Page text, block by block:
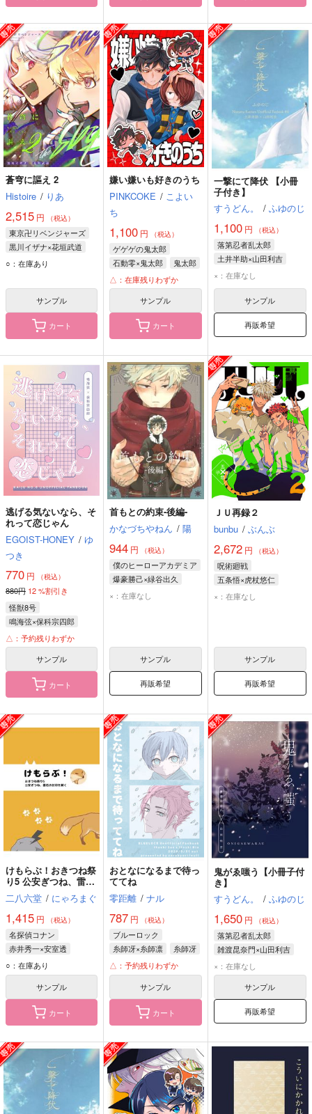
蒼穹に謳え 2
Histoire / りあ
2,515 円 （税込）
東京卍リベンジャーズ
黒川イザナ×花垣武道
黒川イザナ
○：在庫あり
サンプル
カート
嫌い嫌いも好きのうち
PINKCOKE / こよい
ち
1,100 円 （税込）
ゲゲゲの鬼太郎
石動零×鬼太郎
鬼太郎
石動零
△：在庫残りわずか
サンプル
カート
一撃にて降伏 【小冊
子付き】
すうどん。
/ ふゆのじ
1,100円 （税込）
落第忍者乱太郎
土井半助×山田利吉
山田利吉
×：在庫なし
サンプル
再販希望
逃げる気ないなら、そ
れって恋じゃん
EGOIST-HONEY / ゆ
つき
770 円 （税込）
880円 12%割引き
怪獣8号
鳴海弦×保科宗四郎
鳴海弦
保科宗四郎
△：予約残りわずか
サンプル
カート
首もとの約束-後編-
かなづちやねん / 陽
944 円 （税込）
僕のヒーローアカデミア
爆豪勝己×緑谷出久
爆豪勝己
×：在庫なし
サンプル
再販希望
ＪＵ再録２
bunbu / ぶんぶ
2,672円 （税込）
呪術廻戦
五条悟×虎杖悠仁
五条悟
虎杖悠仁
×：在庫なし
サンプル
再販希望
けもらぶ！おきつね祭
り5 公安ぎつね、雷石
の封印を解く
二八六堂 / にゃろまぐ
1,415 円 （税込）
名探偵コナン
赤井秀一×安室透
安室透
赤井秀一
○：在庫あり
サンプル
カート
おとなになるまで待っ
ててね
零距離 / ナル
787 円 （税込）
ブルーロック
糸師冴×糸師凛
糸師冴
糸師凛
△：予約残りわずか
サンプル
カート
鬼がゑ嗤う【小冊子付
き】
すうどん。
/ ふゆのじ
1,650円 （税込）
落第忍者乱太郎
雑渡昆奈門×山田利吉
山田利吉
×：在庫なし
サンプル
再販希望